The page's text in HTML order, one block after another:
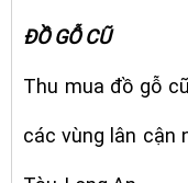
ĐỒ GỖ CŨ
Thu mua đồ gỗ
các vùng lân cận